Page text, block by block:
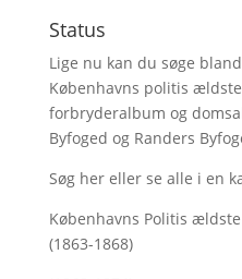
Status
Lige nu kan du søge
Københavns politis
forbryderalbum og
Byfoged og Randers
Søg hereller se alle i en
Københavns Politis
(1863-1868)